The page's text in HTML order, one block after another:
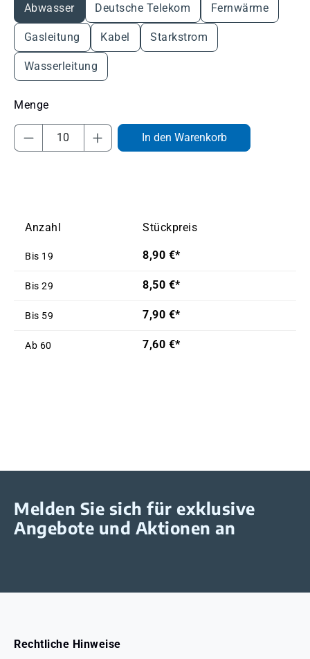
Abwasser Deutsche Telekom Fernwärme
Gasleitung Kabel Starkstrom
Wasserleitung
Produkt Anzahl: Gib den gewünschten
In den Warenkorb
Anzahl Stückpreis
Bis 19 8,90 €*
Bis 29 8,50 €*
Bis 59 7,90 €*
Ab 60 7,60 €*
Melden Sie sich für exklusive
Angebote und Aktionen an
Rechtliche Hinweise